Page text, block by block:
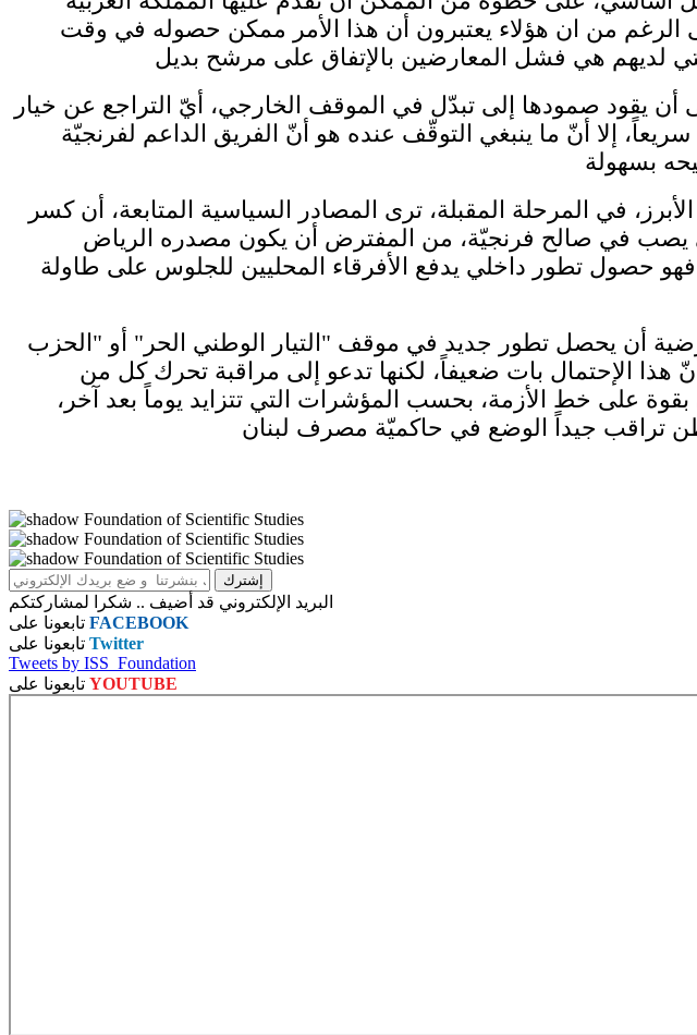
الرغم من ان هؤلاء يعتبرون أن هذا الأمر ممكن حصوله في وقت
أن يقود صمودها إلى تبدّل في الموقف الخارجي، أيّ التراجع عن خيار
إلا أنّ ما ينبغي التوقّف عنده هو أنّ الفريق الداعم لفرنجيّة
في المرحلة المقبلة، ترى المصادر السياسية المتابعة، أن كسر
يصب في صالح فرنجيّة، من المفترض أن يكون مصدره الرياض
فهو حصول تطور داخلي يدفع الأفرقاء المحليين للجلوس على طاولة
أن يحصل تطور جديد في موقف "التيار الوطني الحر" أو "الحزب
هذا الإحتمال بات ضعيفاً، لكنها تدعو إلى مراقبة تحرك كل من
بقوة على خط الأزمة، بحسب المؤشرات التي تتزايد يوماً بعد آخر،
البريد الإلكتروني قد أضيف .. شكرا لمشاركتكم
FACEBOOK
Twitter
Tweets by ISS_Foundation
YOUTUBE